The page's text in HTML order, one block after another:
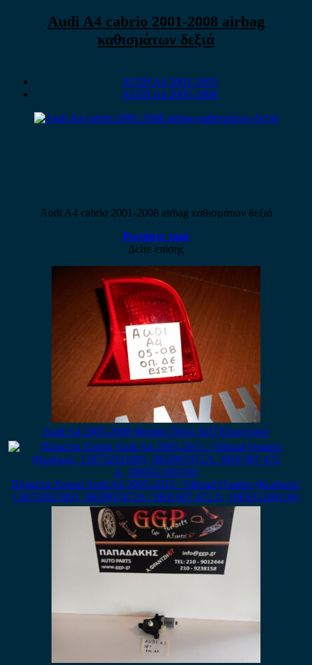
Audi A4 cabrio 2001-2008 airbag
καθισμάτων δεξιά
AUDI A4 2001-2005
AUDI A4 2005-2008
Audi A4 cabrio 2001-2008 airbag καθισμάτων δεξιά
Ρωτήστε τιμή
Δείτε επίσης
Audi A4 2005-2008 Φανάρι Πίσω Δεξί Εσωτερικό
Πλακέτα Xenon Audi A4 2005-2015 / Allroad Quatrro (Κωδικός:
130732921801, 8K0907472A / 8K0 907 472 A, 10EEG100136)